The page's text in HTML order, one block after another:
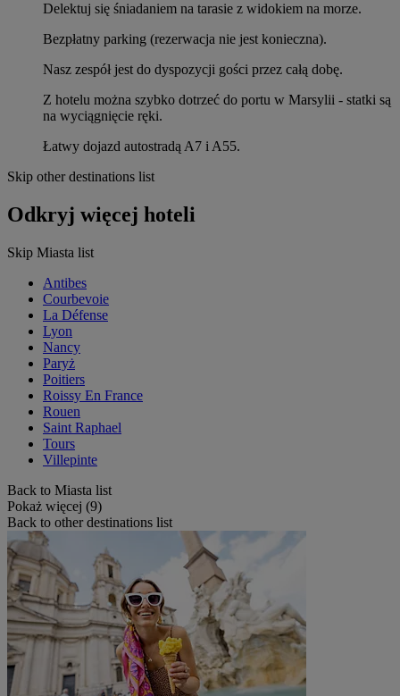
Delektuj się śniadaniem na tarasie z widokiem na morze.
Bezpłatny parking (rezerwacja nie jest konieczna).
Nasz zespół jest do dyspozycji gości przez całą dobę.
Z hotelu można szybko dotrzeć do portu w Marsylii - statki są
na wyciągnięcie ręki.
Łatwy dojazd autostradą A7 i A55.
Skip other destinations list
Odkryj więcej hoteli
Skip Miasta list
Antibes
Courbevoie
La Défense
Lyon
Nancy
Paryż
Poitiers
Roissy En France
Rouen
Saint Raphael
Tours
Villepinte
Back to Miasta list
Pokaż więcej (9)
Back to other destinations list